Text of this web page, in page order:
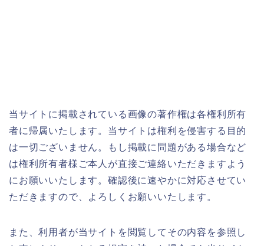
当サイトに掲載されている画像の著作権は各権利所有
者に帰属いたします。当サイトは権利を侵害する目的
は一切ございません。もし掲載に問題がある場合など
は権利所有者様ご本人が直接ご連絡いただきますよう
にお願いいたします。確認後に速やかに対応させてい
ただきますので、よろしくお願いいたします。
また、利用者が当サイトを閲覧してその内容を参照し